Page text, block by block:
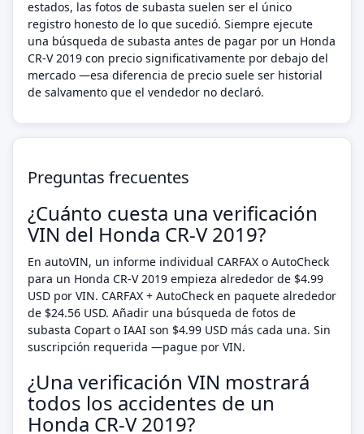
estados, las fotos de subasta suelen ser el único
registro honesto de lo que sucedió. Siempre ejecute
una búsqueda de subasta antes de pagar por un Honda
CR-V 2019 con precio significativamente por debajo del
mercado —esa diferencia de precio suele ser historial
de salvamento que el vendedor no declaró.
Preguntas frecuentes
¿Cuánto cuesta una verificación
VIN del Honda CR-V 2019?
En autoVIN, un informe individual CARFAX o AutoCheck
para un Honda CR-V 2019 empieza alrededor de $4.99
USD por VIN. CARFAX + AutoCheck en paquete alrededor
de $24.56 USD. Añadir una búsqueda de fotos de
subasta Copart o IAAI son $4.99 USD más cada una. Sin
suscripción requerida —pague por VIN.
¿Una verificación VIN mostrará
todos los accidentes de un
Honda CR-V 2019?